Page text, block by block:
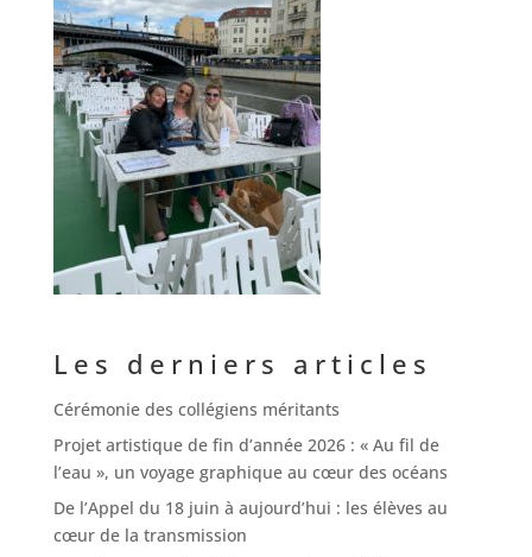
Les derniers articles
Cérémonie des collégiens méritants
Projet artistique de fin d’année 2026 : « Au fil de
l’eau », un voyage graphique au cœur des océans
De l’Appel du 18 juin à aujourd’hui : les élèves au
cœur de la transmission